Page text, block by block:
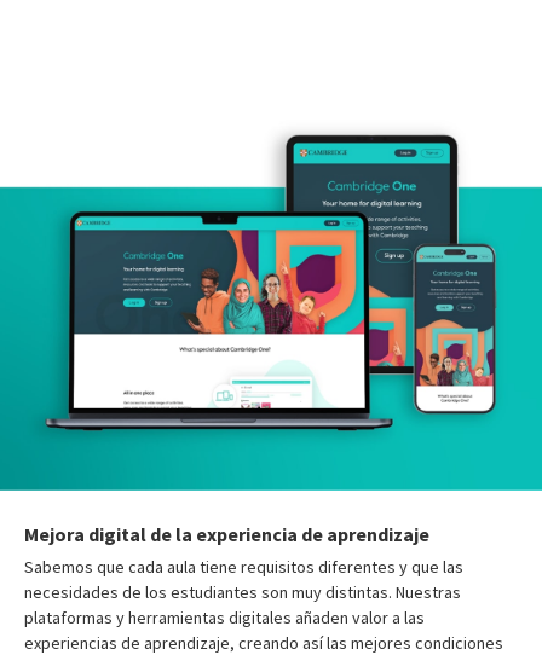
Mejora digital de la experiencia de aprendizaje
Sabemos que cada aula tiene requisitos diferentes y que las
necesidades de los estudiantes son muy distintas. Nuestras
plataformas y herramientas digitales añaden valor a las
experiencias de aprendizaje, creando así las mejores condiciones